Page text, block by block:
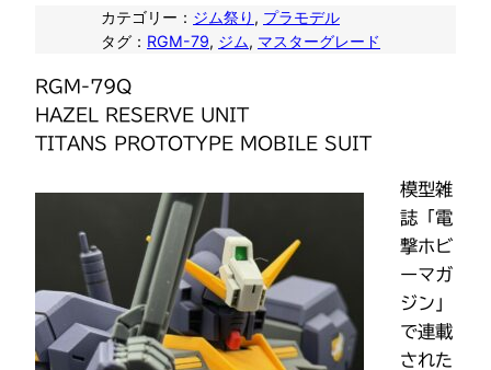
カテゴリー： ジム祭り , プラモデル
タグ： RGM-79, ジム, マスターグレード
RGM-79Q
HAZEL RESERVE UNIT
TITANS PROTOTYPE MOBILE SUIT
模型雑
誌「電
撃ホビ
ーマガ
ジン」
で連載
された